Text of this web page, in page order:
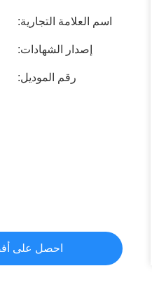
اسم العلامة التجارية:
إصدار الشهادات:
رقم الموديل:
احصل على